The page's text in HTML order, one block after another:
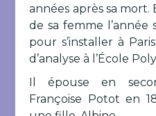
années après sa
de sa femme
pour s’installer à
d’analyse à l’École
Il épouse en
Françoise Potot en